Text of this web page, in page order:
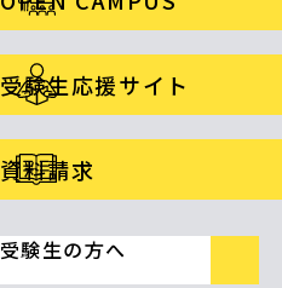
受験生応援サイト
資料請求
受験生の方へ